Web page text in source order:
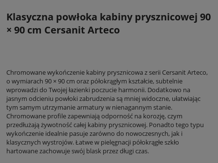
Klasyczna powłoka kabiny prysznicowej 90
× 90 cm Cersanit Arteco
Chromowane wykończenie kabiny prysznicowa z serii Cersanit Arteco,
o wymiarach 90 × 90 cm oraz półokrągłym kształcie, subtelnie
wprowadzi do Twojej łazienki poczucie harmonii. Dodatkowo na
jasnym odcieniu powłoki zabrudzenia są mniej widoczne, ułatwiając
tym samym utrzymanie armatury w nienagannym stanie.
Chromowane profile zapewniają odporność na korozję, czym
przedłużają żywotność całej kabiny prysznicowej. Ponadto tego typu
wykończenie idealnie pasuje zarówno do nowoczesnych, jak i
klasycznych wystrojów. Łatwe w pielęgnacji półokrągłe szkło
hartowane zachowuje swój blask przez długi czas.